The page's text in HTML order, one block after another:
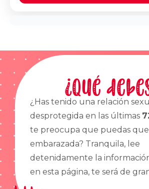
¿Qué
¿Has tenido una relación
desprotegida en las últimas
te preocupa que puedas
embarazada? Tranquila, lee
detenidamente la
en esta página, te será de